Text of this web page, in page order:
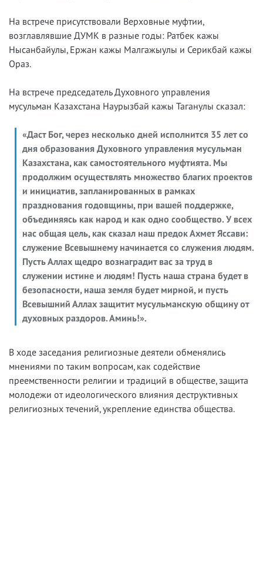
На встрече присутствовали Верховные муфтии,
возглавлявшие ДУМК в разные годы: Ратбек кажы
Нысанбайулы, Ержан кажы Малгажыулы и Серикбай кажы
Ораз.
На встрече председатель Духовного управления
мусульман Казахстана Наурызбай кажы Таганулы сказал:
«Даст Бог, через несколько дней исполнится 35 лет со
дня образования Духовного управления мусульман
Казахстана, как самостоятельного муфтията. Мы
продолжим осуществлять множество благих проектов
и инициатив, запланированных в рамках
празднования годовщины, при вашей поддержке,
объединяясь как народ и как одно сообщество. У всех
нас общая цель, как сказал наш предок Ахмет Яссави:
служение Всевышнему начинается со служения людям.
Пусть Аллах щедро вознаградит вас за труд в
служении истине и людям! Пусть наша страна будет в
безопасности, наша земля будет мирной, и пусть
Всевышний Аллах защитит мусульманскую общину от
духовных раздоров. Аминь!».
В ходе заседания религиозные деятели обменялись
мнениями по таким вопросам, как содействие
преемственности религии и традиций в обществе, защита
молодежи от идеологического влияния деструктивных
религиозных течений, укрепление единства общества.